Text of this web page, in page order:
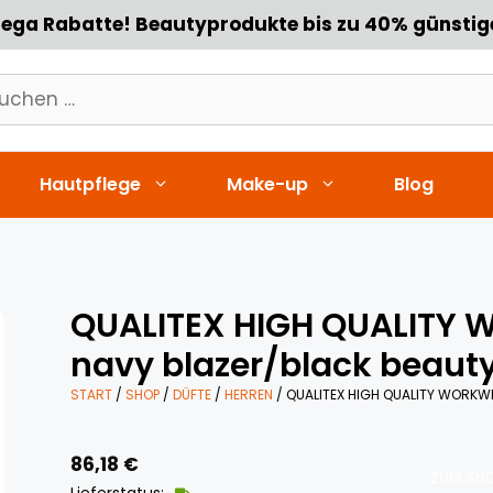
Rabatte! Beautyprodukte bis zu 40%
Hautpflege Make-up Blog
QUALITEX HIGH QUALITY
navy blazer/black
START / SHOP / DÜFTE / HERREN / QUALITEX HIGH QUALITY
86,18 €